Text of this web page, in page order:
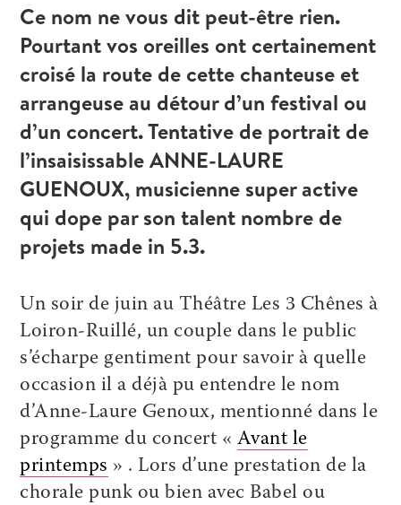
Ce nom ne vous dit peut-être rien.
Pourtant vos oreilles ont certainement
croisé la route de cette chanteuse et
arrangeuse au détour d’un festival ou
d’un concert. Tentative de portrait de
l’insaisissable ANNE-LAURE
GUENOUX, musicienne super active
qui dope par son talent nombre de
projets made in 5.3.
Un soir de juin au Théâtre Les 3 Chênes à
Loiron-Ruillé, un couple dans le public
s’écharpe gentiment pour savoir à quelle
occasion il a déjà pu entendre le nom
d’Anne-Laure Genoux, mentionné dans le
programme du concert « Avant le
printemps » . Lors d’une prestation de la
chorale punk ou bien avec Babel ou